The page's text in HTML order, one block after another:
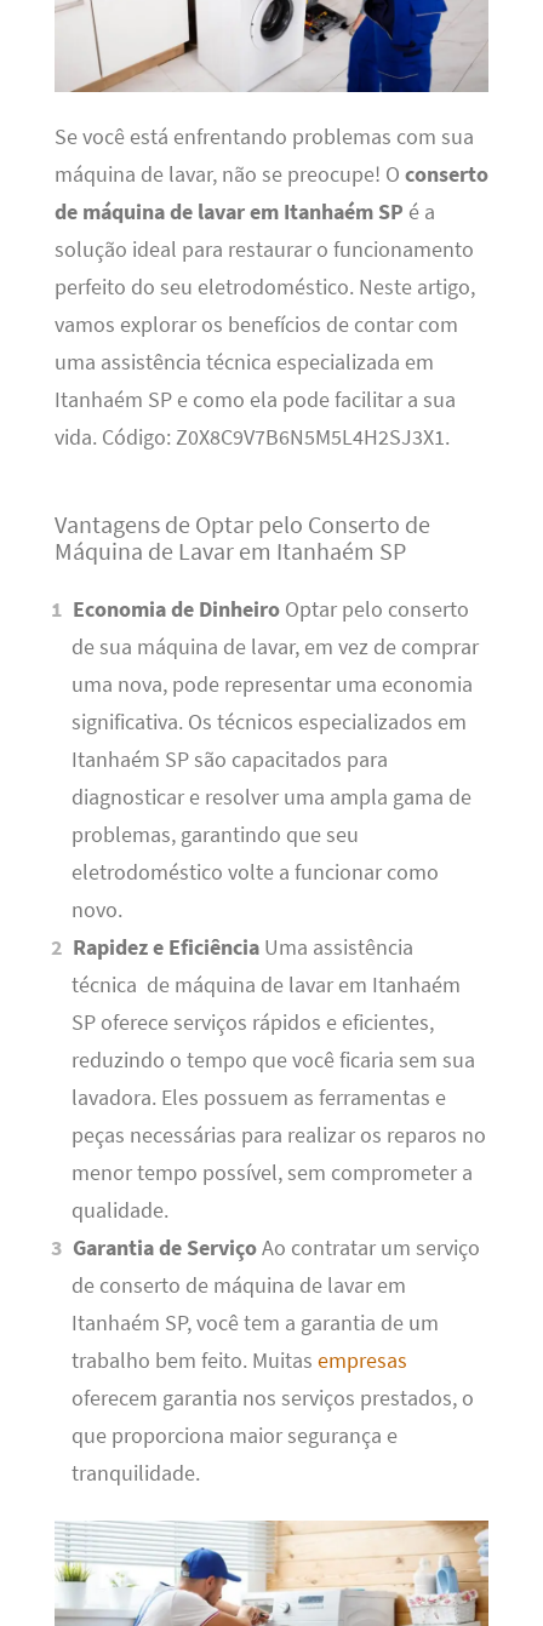
Se você está enfrentando problemas com sua
máquina de lavar, não se preocupe! O conserto
de máquina de lavar em Itanhaém SP é a
solução ideal para restaurar o funcionamento
perfeito do seu eletrodoméstico. Neste artigo,
vamos explorar os benefícios de contar com
uma assistência técnica especializada em
Itanhaém SP e como ela pode facilitar a sua
vida. Código: Z0X8C9V7B6N5M5L4H2SJ3X1.
Vantagens de Optar pelo Conserto de
Máquina de Lavar em Itanhaém SP
Economia de Dinheiro Optar pelo conserto
de sua máquina de lavar, em vez de comprar
uma nova, pode representar uma economia
significativa. Os técnicos especializados em
Itanhaém SP são capacitados para
diagnosticar e resolver uma ampla gama de
problemas, garantindo que seu
eletrodoméstico volte a funcionar como
novo.
Rapidez e Eficiência Uma assistência
técnica de máquina de lavar em Itanhaém
SP oferece serviços rápidos e eficientes,
reduzindo o tempo que você ficaria sem sua
lavadora. Eles possuem as ferramentas e
peças necessárias para realizar os reparos no
menor tempo possível, sem comprometer a
qualidade.
Garantia de ServiçoAo contratar um serviço
de conserto de máquina de lavar em
Itanhaém SP, você tem a garantia de um
trabalho bem feito. Muitas empresas
oferecem garantia nos serviços prestados, o
que proporciona maior segurança e
tranquilidade.